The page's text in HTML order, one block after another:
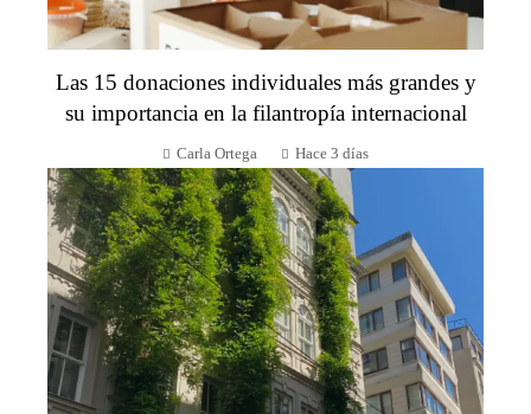
Las 15 donaciones individuales más grandes y
su importancia en la filantropía internacional
Carla Ortega Hace 3 días